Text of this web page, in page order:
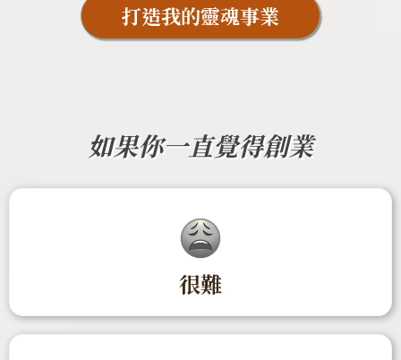
打造我的靈魂事業
如果你一直覺得創業
很難